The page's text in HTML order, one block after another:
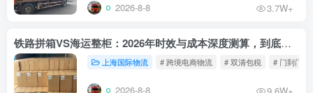
2026-8-8 3.7W+
铁路拼箱VS海运整柜：2026年时效与成本深度测算，到底能省多少钱？
上海国际物流 # 跨境电商物流 # 双清包税 # 门到门物
2026-8-8